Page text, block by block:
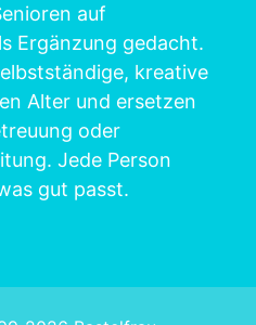
auf
Ergänzung gedacht.
kreative
Alter und ersetzen
oder
Jede Person
gut passt.